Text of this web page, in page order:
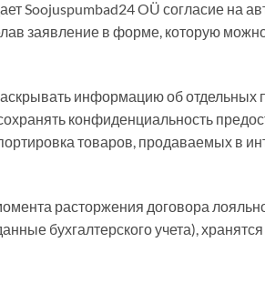
Soojuspumbad24 OÜ согласие на
заявление в форме, которую
информацию об отдельных
конфиденциальность
товаров, продаваемых в
расторжения договора
бухгалтерского учета),